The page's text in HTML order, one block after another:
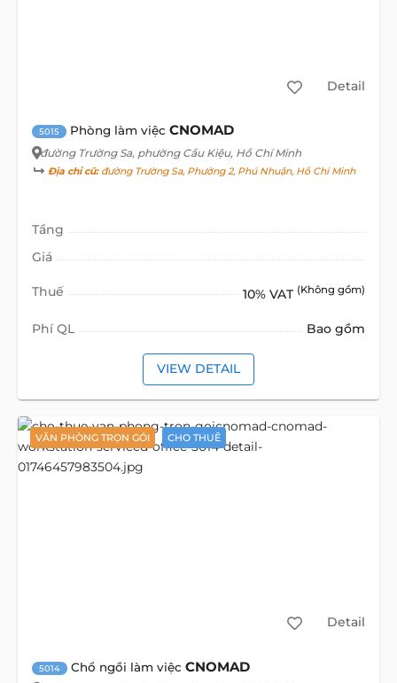
Detail
5015 Phòng làm việc CNOMAD
đường Trường Sa, phường Cầu Kiệu, Hồ Chí Minh
Địa chỉ cũ:đường Trường Sa, Phường 2, Phú Nhuận, Hồ Chí Minh
Tầng
Giá
Thuế 10% VAT (Không gồm)
Phí QL Bao gồm
VIEW DETAIL
VĂN PHÒNG TRỌN GÓI CHO THUÊ
Detail
5014 Chổ ngồi làm việc CNOMAD